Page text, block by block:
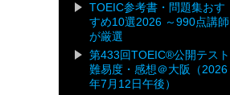
TOEIC参考書・問題集おす
すめ10選2026 ～990点講師
が厳選
第433回TOEIC®公開テスト
難易度・感想＠大阪（2026
年7月12日午後）